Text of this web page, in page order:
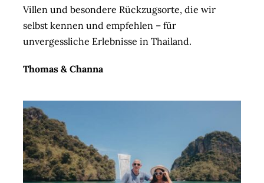
Villen und besondere Rückzugsorte, die wir
selbst kennen und empfehlen – für
unvergessliche Erlebnisse in Thailand.
Thomas & Channa